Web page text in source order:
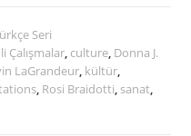
Seri
Çalışmalar, culture, Donna J.
LaGrandeur, kültür,
, Rosi Braidotti, sanat,